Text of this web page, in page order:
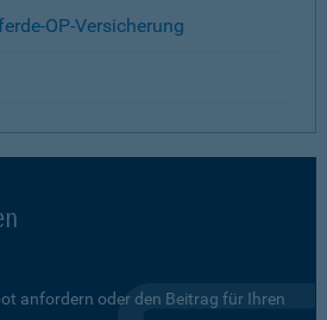
OP-Versicherung
anfordern oder den Beitrag für Ihren